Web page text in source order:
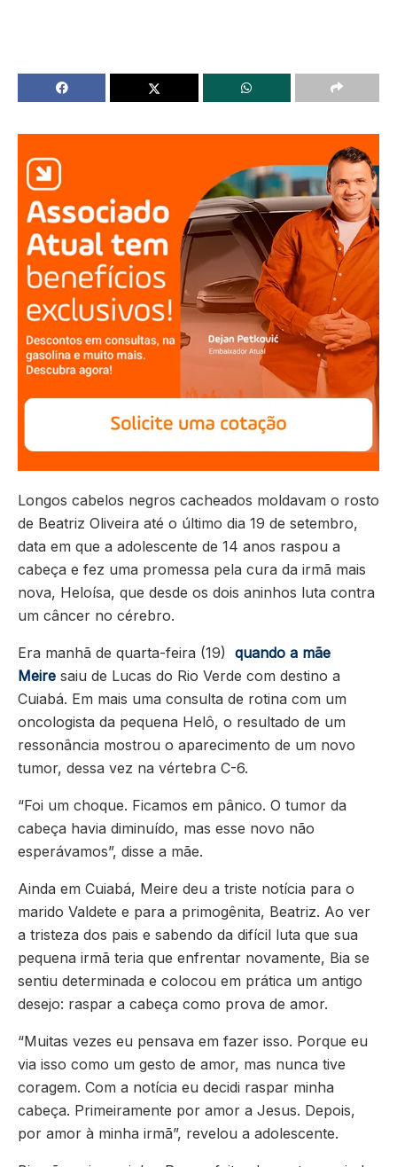
Longos cabelos negros cacheados moldavam o rosto
de Beatriz Oliveira até o último dia 19 de setembro,
data em que a adolescente de 14 anos raspou a
cabeça e fez uma promessa pela cura da irmã mais
nova, Heloísa, que desde os dois aninhos luta contra
um câncer no cérebro.
Era manhã de quarta-feira (19) quando a mãe
Meire saiu de Lucas do Rio Verde com destino a
Cuiabá. Em mais uma consulta de rotina com um
oncologista da pequena Helô, o resultado de um
ressonância mostrou o aparecimento de um novo
tumor, dessa vez na vértebra C-6.
“Foi um choque. Ficamos em pânico. O tumor da
cabeça havia diminuído, mas esse novo não
esperávamos”, disse a mãe.
Ainda em Cuiabá, Meire deu a triste notícia para o
marido Valdete e para a primogênita, Beatriz. Ao ver
a tristeza dos pais e sabendo da difícil luta que sua
pequena irmã teria que enfrentar novamente, Bia se
sentiu determinada e colocou em prática um antigo
desejo: raspar a cabeça como prova de amor.
“Muitas vezes eu pensava em fazer isso. Porque eu
via isso como um gesto de amor, mas nunca tive
coragem. Com a notícia eu decidi raspar minha
cabeça. Primeiramente por amor a Jesus. Depois,
por amor à minha irmã”, revelou a adolescente.